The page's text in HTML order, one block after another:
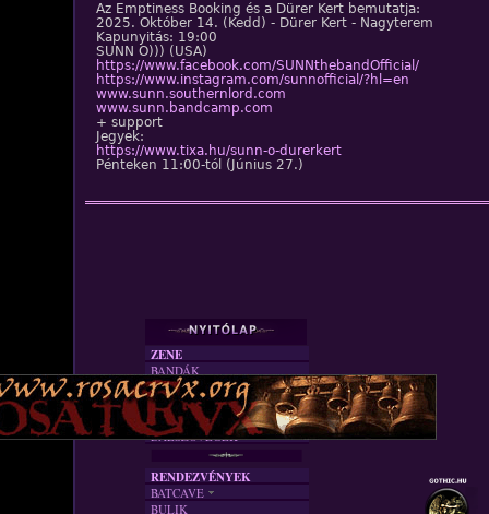
Az Emptiness Booking és a Dürer Kert bemutatja:
2025. Október 14. (Kedd) - Dürer Kert - Nagyterem
Kapunyitás: 19:00
SUNN O))) (USA)
https://www.facebook.com/SUNNthebandOfficial/
https://www.instagram.com/sunnofficial/?hl=en
www.sunn.southernlord.com
www.sunn.bandcamp.com
+ support
Jegyek:
https://www.tixa.hu/sunn-o-durerkert
Pénteken 11:00-tól (Június 27.)
ZENE
BANDÁK
DVD
INTERJÚK
FORDÍTÁSOK
DALSZÖVEGEK
RENDEZVÉNYEK
BATCAVE
BULIK